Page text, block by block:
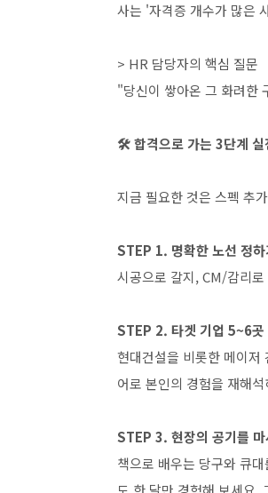
사는 '자격증 개수가 많은
> HR 담당자의 핵심 질문
"당신이 쌓아온 그 화려한
🛠️ 합격으로 가는 3단계 실
지금 필요한 것은 스펙 추
STEP 1. 명확한 노선 정하
시공으로 갈지, CM/감리
STEP 2. 타겟 기업 5~6곳
현대건설을 비롯한 메이저
어로 본인의 경험을 재해
STEP 3. 현장의 공기를
책으로 배우는 당구와 큐